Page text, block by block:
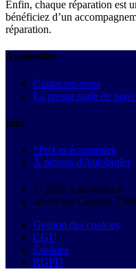
Enfin, chaque réparation est
bénéficiez d’un
réparation.
Autobutler
Contactez-nous
La presse parle de
Info
*Prix et économies
À propos d'Autobutler
© 2026 Autobutler.fr
18-26 rue Goubet,
Gestion des cookies
CGU
Cookies
RGPD